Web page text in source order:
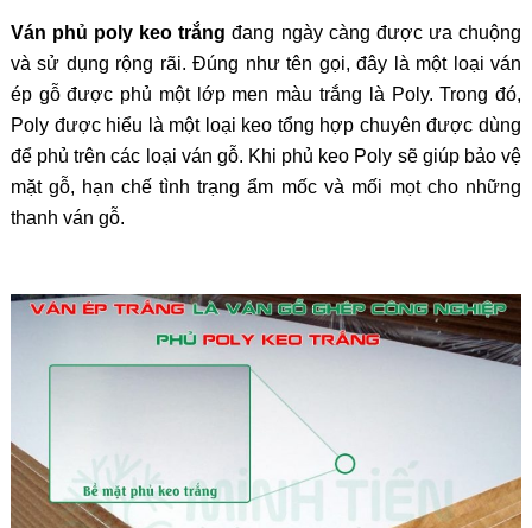
Ván phủ poly keo trắng đang ngày càng được ưa chuộng
và sử dụng rộng rãi. Đúng như tên gọi, đây là một loại ván
ép gỗ được phủ một lớp men màu trắng là Poly. Trong đó,
Poly được hiểu là một loại keo tổng hợp chuyên được dùng
để phủ trên các loại ván gỗ. Khi phủ keo Poly sẽ giúp bảo vệ
mặt gỗ, hạn chế tình trạng ẩm mốc và mối mọt cho những
thanh ván gỗ.